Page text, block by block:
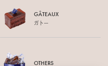
GÂTEAUX
ガトー
OTHERS